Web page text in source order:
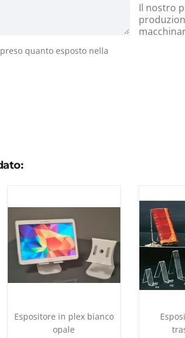
quanto esposto nella
Il nostro
Espositore in plex bianco
opale